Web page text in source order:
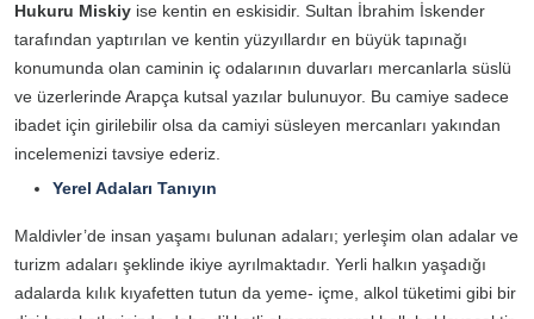
Hukuru Miskiy ise kentin en eskisidir. Sultan İbrahim İskender
tarafından yaptırılan ve kentin yüzyıllardır en büyük tapınağı
konumunda olan caminin iç odalarının duvarları mercanlarla süslü
ve üzerlerinde Arapça kutsal yazılar bulunuyor. Bu camiye sadece
ibadet için girilebilir olsa da camiyi süsleyen mercanları yakından
incelemenizi tavsiye ederiz.
Yerel Adaları Tanıyın
Maldivler’de insan yaşamı bulunan adaları; yerleşim olan adalar ve
turizm adaları şeklinde ikiye ayrılmaktadır. Yerli halkın yaşadığı
adalarda kılık kıyafetten tutun da yeme- içme, alkol tüketimi gibi bir